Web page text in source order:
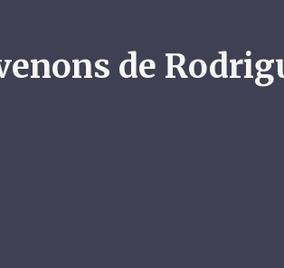
de